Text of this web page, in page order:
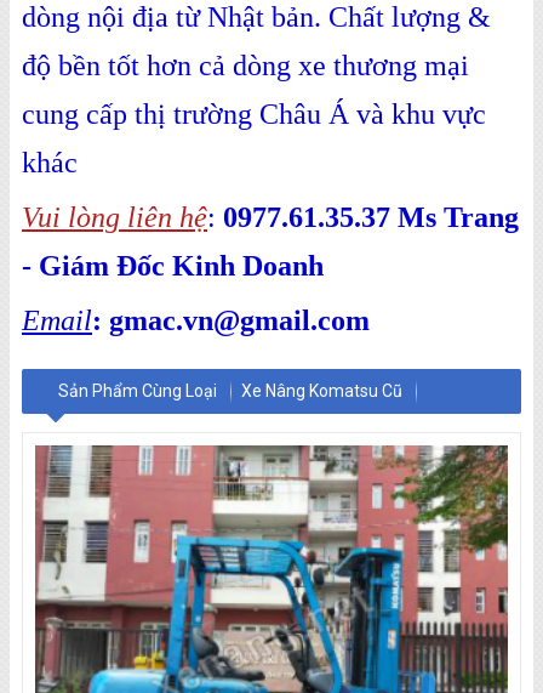
dòng nội địa từ Nhật bản. Chất lượng &
độ bền tốt hơn cả dòng xe thương mại
cung cấp thị trường Châu Á và khu vực
khác
Vui lòng liên hệ: 0977.61.35.37 Ms Trang
- Giám Đốc Kinh Doanh
Email: gmac.vn@gmail.com
Sản Phẩm Cùng Loại Xe Nâng Komatsu Cũ
Xe Nâng Mitsubishi Cũ Xe Nâng Cũ - Hiệu Khác
Xe Nâng Điện Đứng Lái Xe Nâng Điện Ngồi Lái
Xe Nâng Dầu Diesel Xe Dầu Cũ Đời Thấp Giá Rẻ
Điện Ngồi Lái Cũ Đời Thấp Giá Rẻ
Điện Đứng Lái Cũ Đời Thấp Giá Rẻ